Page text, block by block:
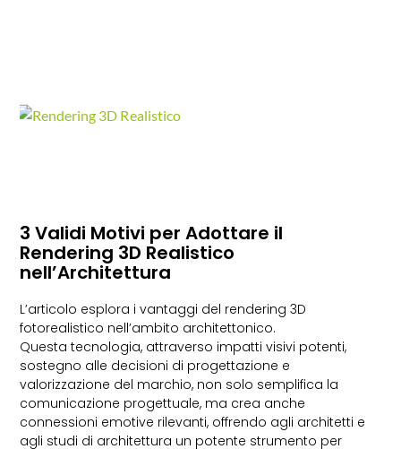
3 Validi Motivi per Adottare il
Rendering 3D Realistico
nell’Architettura
L’articolo esplora i vantaggi del rendering 3D
fotorealistico nell’ambito architettonico.
Questa tecnologia, attraverso impatti visivi potenti,
sostegno alle decisioni di progettazione e
valorizzazione del marchio, non solo semplifica la
comunicazione progettuale, ma crea anche
connessioni emotive rilevanti, offrendo agli architetti e
agli studi di architettura un potente strumento per